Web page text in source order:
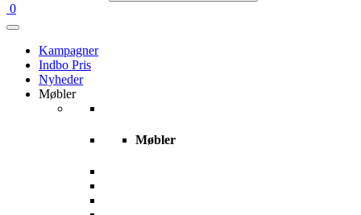
0
Kampagner
Indbo Pris
Nyheder
Møbler
Møbler